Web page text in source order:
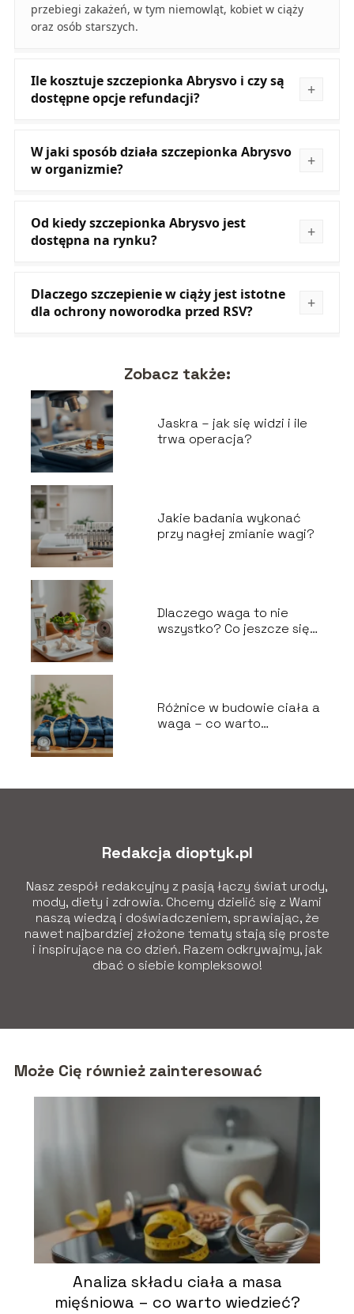
przebiegi zakażeń, w tym niemowląt, kobiet w ciąży
oraz osób starszych.
Ile kosztuje szczepionka Abrysvo i czy są
dostępne opcje refundacji?
W jaki sposób działa szczepionka Abrysvo
w organizmie?
Od kiedy szczepionka Abrysvo jest
dostępna na rynku?
Dlaczego szczepienie w ciąży jest istotne
dla ochrony noworodka przed RSV?
Zobacz także:
Jaskra – jak się widzi i ile
trwa operacja?
Jakie badania wykonać
przy nagłej zmianie wagi?
Dlaczego waga to nie
wszystko? Co jeszcze się
Różnice w budowie ciała a
waga – co warto
Redakcja dioptyk.pl
Nasz zespół redakcyjny z pasją łączy świat urody,
mody, diety i zdrowia. Chcemy dzielić się z Wami
naszą wiedzą i doświadczeniem, sprawiając, że
nawet najbardziej złożone tematy stają się proste
i inspirujące na co dzień. Razem odkrywajmy, jak
dbać o siebie kompleksowo!
Może Cię również zainteresować
Analiza składu ciała a masa
mięśniowa – co warto wiedzieć?